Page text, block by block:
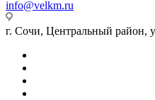
info@velkm.ru
г. Сочи, Центральный район,